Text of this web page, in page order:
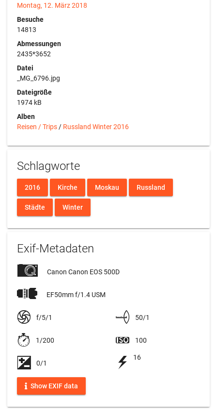
Montag, 12. März 2018
Besuche
14813
Abmessungen
2435*3652
Datei
_MG_6796.jpg
Dateigröße
1974 kB
Alben
Reisen / Trips / Russland Winter 2016
Schlagworte
2016 Kirche Moskau Russland
Städte Winter
Exif-Metadaten
Canon Canon EOS 500D
EF50mm f/1.4 USM
f/5/1 50/1
1/200 100
0/1
16
Show EXIF data